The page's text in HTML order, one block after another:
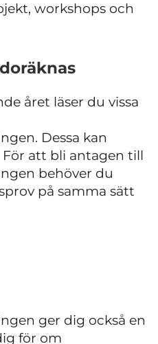
workshops och
året läser du vissa
Dessa kan
att bli antagen till
behöver du
på samma sätt
ger dig också en
för om